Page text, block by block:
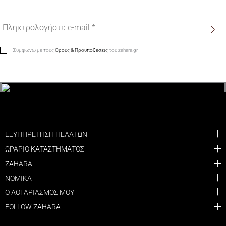
Συμφωνώ με τουςΌρους & Προϋποθέσειςτου zahara.gr
ΕΞΥΠΗΡΕΤΗΣΗ ΠΕΛΑΤΩΝ
ΩΡΑΡΙΟ ΚΑΤΑΣΤΗΜΑΤΟΣ
ZAHARA
ΝΟΜΙΚΑ
Ο ΛΟΓΑΡΙΑΣΜΟΣ ΜΟΥ
FOLLOW ZAHARA